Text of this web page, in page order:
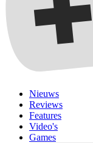
Nieuws
Reviews
Features
Video's
Games